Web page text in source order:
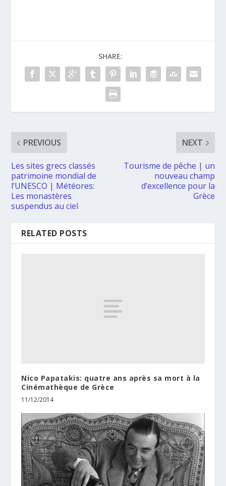
SHARE:
PREVIOUS
Les sites grecs classés
patrimoine mondial de
l’UNESCO | Météores:
Les monastères
suspendus au ciel
NEXT
Tourisme de pêche | un
nouveau champ
d’excellence pour la
Grèce
RELATED POSTS
Nico Papatakis: quatre ans après sa mort à la
Cinémathèque de Grèce
11/12/2014